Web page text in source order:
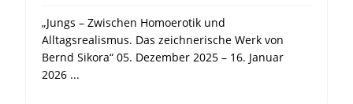
„Jungs – Zwischen Homoerotik und
Alltagsrealismus. Das zeichnerische Werk von
Bernd Sikora“ 05. Dezember 2025 – 16. Januar
2026 ...